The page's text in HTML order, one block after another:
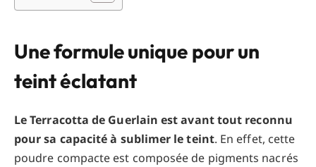
Une formule unique pour un
teint éclatant
Le Terracotta de Guerlain est avant tout reconnu
pour sa capacité à sublimer le teint. En effet, cette
poudre compacte est composée de pigments nacrés